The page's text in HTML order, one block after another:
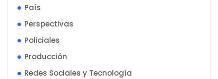
País
Perspectivas
Policiales
Producción
Redes Sociales y Tecnología